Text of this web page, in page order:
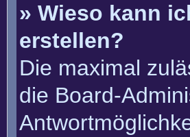
» Wieso kann
erstellen?
Die maximal
die Board-